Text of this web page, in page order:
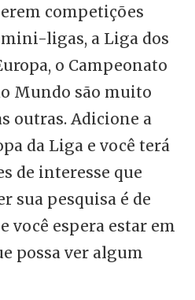
competições
ligas, a Liga dos
o Campeonato
Mundo são muito
outras. Adicione a
da Liga e você terá
de interesse que
sua pesquisa é de
você espera estar em
possa ver algum